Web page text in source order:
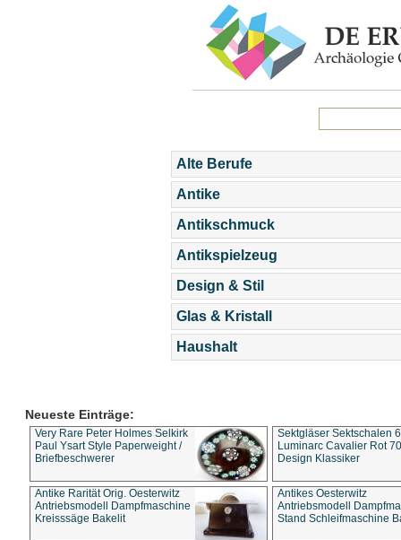
Alte Berufe
Antike
Antikschmuck
Antikspielzeug
Design & Stil
Glas & Kristall
Haushalt
Neueste Einträge:
Very Rare Peter Holmes Selkirk
Paul Ysart Style Paperweight /
Briefbeschwerer
Sektgläser Sektschalen
Luminarc Cavalier Rot
Design Klassiker
Antike Rarität Orig. Oesterwitz
Antriebsmodell Dampfmaschine
Kreisssäge Bakelit
Antikes Oesterwitz
Antriebsmodell
Stand Schleifmaschine